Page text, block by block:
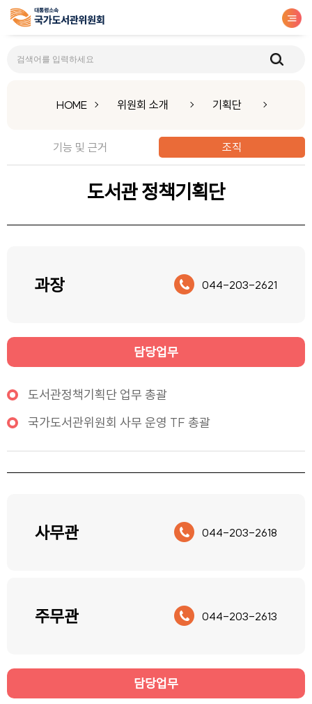
HOME 위원회 소개 기획단
기능 및 근거 조직
도서관정책기획단
과장 044-203-2621
담당업무
도서관정책기획단 업무 총괄
국가도서관위원회 사무 운영 TF 총괄
사무관 044-203-2618
주무관 044-203-2613
담당업무